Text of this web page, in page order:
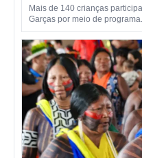
Mais de 140 crianças
Garças por meio de